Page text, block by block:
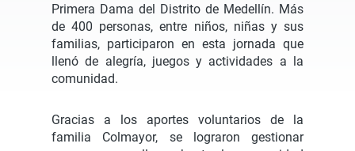
Primera Dama del Distrito de Medellín. Más
de 400 personas, entre niños, niñas y sus
familias, participaron en esta jornada que
llenó de alegría, juegos y actividades a la
comunidad.
Gracias a los aportes voluntarios de la
familia Colmayor, se lograron gestionar